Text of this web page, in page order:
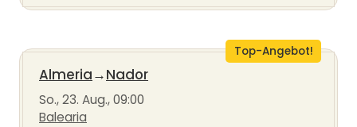
Top-Angebot!
Almeria→Nador
So., 23. Aug., 09:00
Balearia